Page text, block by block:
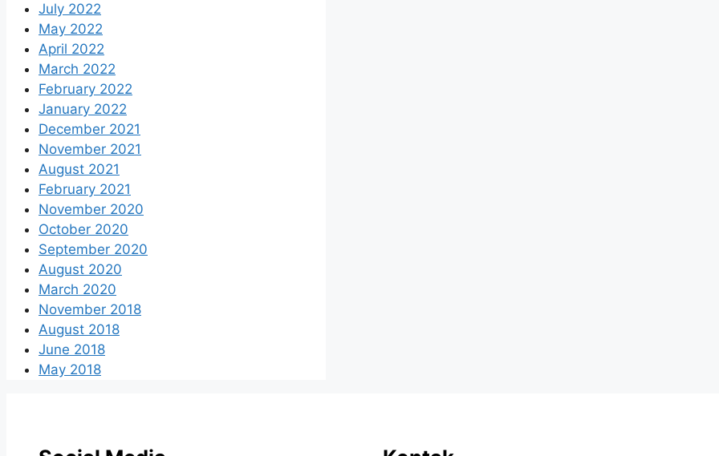
July 2022
May 2022
April 2022
March 2022
February 2022
January 2022
December 2021
November 2021
August 2021
February 2021
November 2020
October 2020
September 2020
August 2020
March 2020
November 2018
August 2018
June 2018
May 2018